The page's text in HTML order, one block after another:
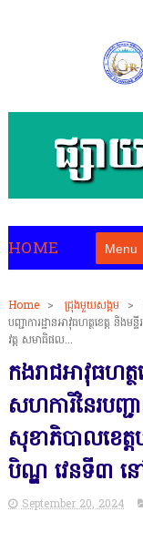
HOME
Home > ជ្រុងមួយសង្គម >
បញ្ជាការដ្ឋានអាវុធហត្ថខេត្ត និ
វត្ត សមាធិផល...
កងរាជអាវុធហត្
សហការីនៃរបញ្ជា
សុខាភិបាលខេត្
បិណ្ឌ វេនទី៣ ន
September 20, 2024